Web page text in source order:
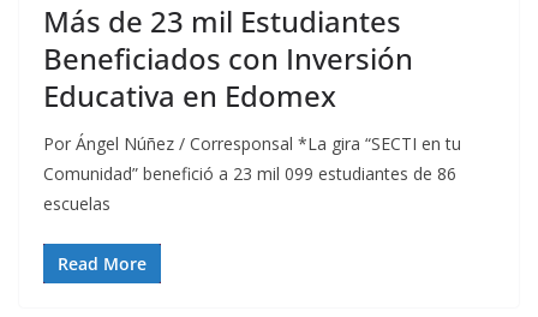
Más de 23 mil Estudiantes
Beneficiados con Inversión
Educativa en Edomex
Por Ángel Núñez / Corresponsal *La gira “SECTI en tu
Comunidad” benefició a 23 mil 099 estudiantes de 86
escuelas
Read More